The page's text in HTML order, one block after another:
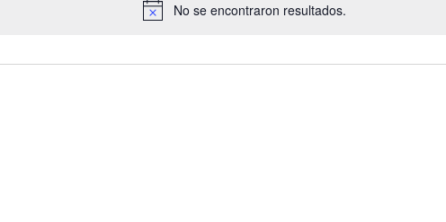
Aviso
No se encontraron resultados.